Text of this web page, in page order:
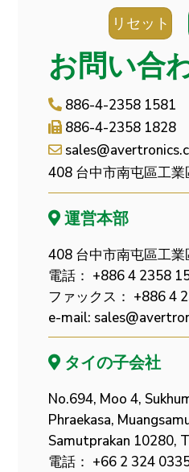
リセット
お問い合
886-4-2358 1581
886-4-2358 1828
408 台中市南屯區工
運営本部
408 台中市南屯區工
電話： +886 4 2358
ファックス： +886 4
e-mail:
タイの子会社
No.694, Moo 4,
Phraekasa,
Samutprakan 10280,
電話： +66 2 324